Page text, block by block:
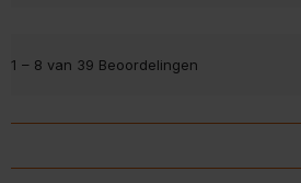
1 – 8 van 39 Beoordelingen